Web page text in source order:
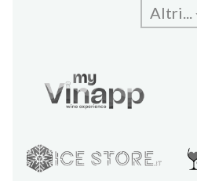
Altri...